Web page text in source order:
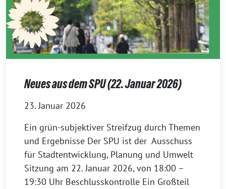
Neues aus dem SPU (22. Januar 2026)
23. Januar 2026
Ein grün-subjektiver Streifzug durch Themen
und Ergebnisse Der SPU ist der Ausschuss
für Stadtentwicklung, Planung und Umwelt
Sitzung am 22. Januar 2026, von 18:00 –
19:30 Uhr Beschlusskontrolle Ein Großteil